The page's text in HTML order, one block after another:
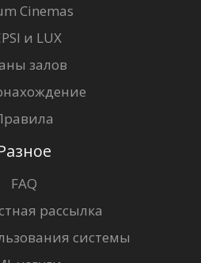
Cinemas
и LUX
залов
FAQ
рассылка
системы